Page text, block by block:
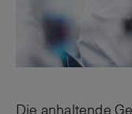
Die anhaltende